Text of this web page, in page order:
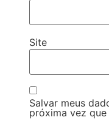
Site
Salvar meus
próxima vez que